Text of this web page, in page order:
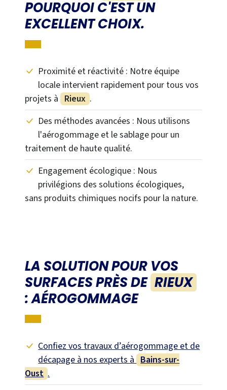
POURQUOI C'EST UN
EXCELLENT CHOIX.
Proximité et réactivité : Notre équipe
locale intervient rapidement pour tous vos
projets à Rieux .
Des méthodes avancées : Nous utilisons
l'aérogommage et le sablage pour un
traitement de haute qualité.
Engagement écologique : Nous
privilégions des solutions écologiques,
sans produits chimiques nocifs pour la nature.
LA SOLUTION POUR VOS
SURFACES PRÈS DE RIEUX
: AÉROGOMMAGE
Confiez vos travaux d’aérogommage et de
décapage à nos experts à Bains-sur-
Oust .